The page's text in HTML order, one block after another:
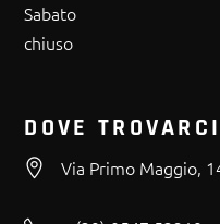
Sabato
chiuso
DOVE TROVARCI
Via Primo Maggio,